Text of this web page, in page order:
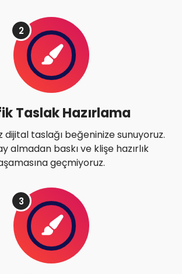
2
Taslak Hazırlama
dijital taslağı beğeninize sunuyoruz.
almadan baskı ve klişe hazırlık
geçmiyoruz.
3